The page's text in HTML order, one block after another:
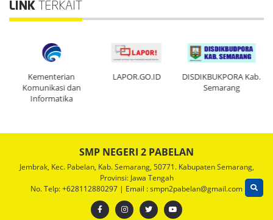
LINK TERKAIT
Kementerian
Komunikasi dan
Informatika
LAPOR.GO.ID
DISDIKBUKPORA Kab.
Semarang
SMP NEGERI 2 PABELAN
Jembrak, Kec. Pabelan, Kab. Semarang, 50771. Kabupaten Semarang,
Provinsi: Jawa Tengah
No. Telp: +628112880297 | Email : smpn2pabelan@gmail.com